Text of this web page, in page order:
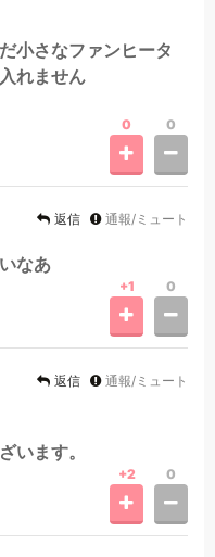
小さなファンヒータ
れません
0 0
返信 通報/ミュート
なあ
+1 0
返信 通報/ミュート
います。
+2 0